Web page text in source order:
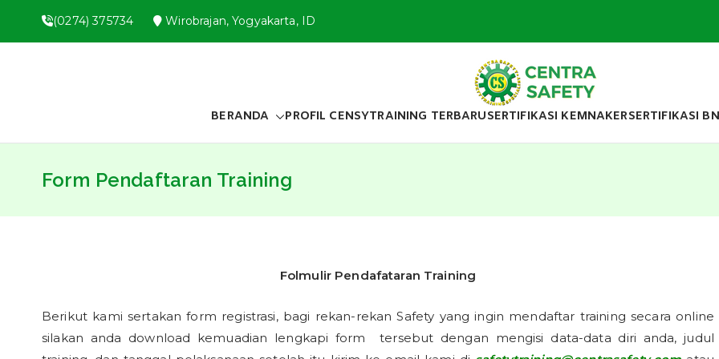
(0274) 375734 Wirobrajan, Yogyakarta, ID
Safety Training Specialist
BERANDA PROFIL CENSYTRAINING TERBARUSERTIFIKASI KEMNAKERSERTIFIKASI
Form Pendaftaran Training
Folmulir Pendafataran Training
Berikut kami sertakan form registrasi, bagi rekan-rekan Safety yang ingin mendaftar training secara online
silakan anda download kemuadian lengkapi form tersebut dengan mengisi data-data diri anda, judul